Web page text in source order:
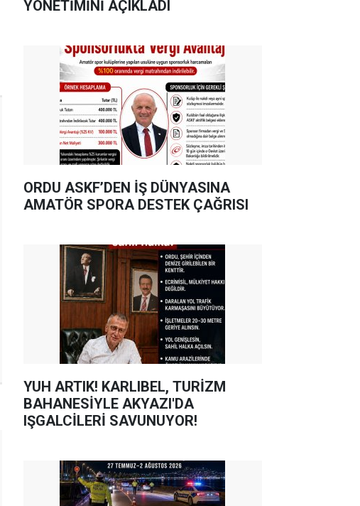
YÖNETİMİNİ AÇIKLADI
ORDU ASKF’DEN İŞ DÜNYASINA
AMATÖR SPORA DESTEK ÇAĞRISI
YUH ARTIK! KARLIBEL, TURİZM
BAHANESİYLE AKYAZI'DA
IŞGALCİLERİ SAVUNUYOR!